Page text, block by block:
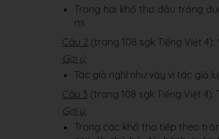
Trong hai khổ thơ đầu trăng
mi.
Câu 2 (trang 108 sgk Tiếng Việt 4):
Gợi ý:
Tác giả nghĩ như vậy vì tác giả
Câu 3 (trang 108 sgk Tiếng Việt 4):
Gợi ý:
Trong các khổ thơ tiếp theo